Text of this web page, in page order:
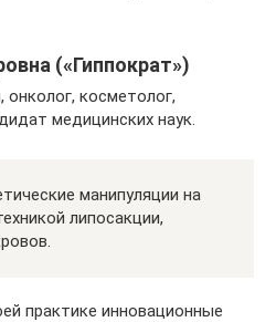
(«Гиппократ»)
онколог, косметолог,
медицинских наук.
манипуляции на
липосакции,
практике инновационные